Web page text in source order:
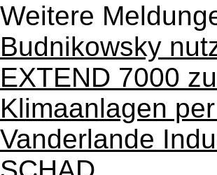
Weitere
Budnikowsky
EXTEND 7000
Klimaanlagen
Vanderlande